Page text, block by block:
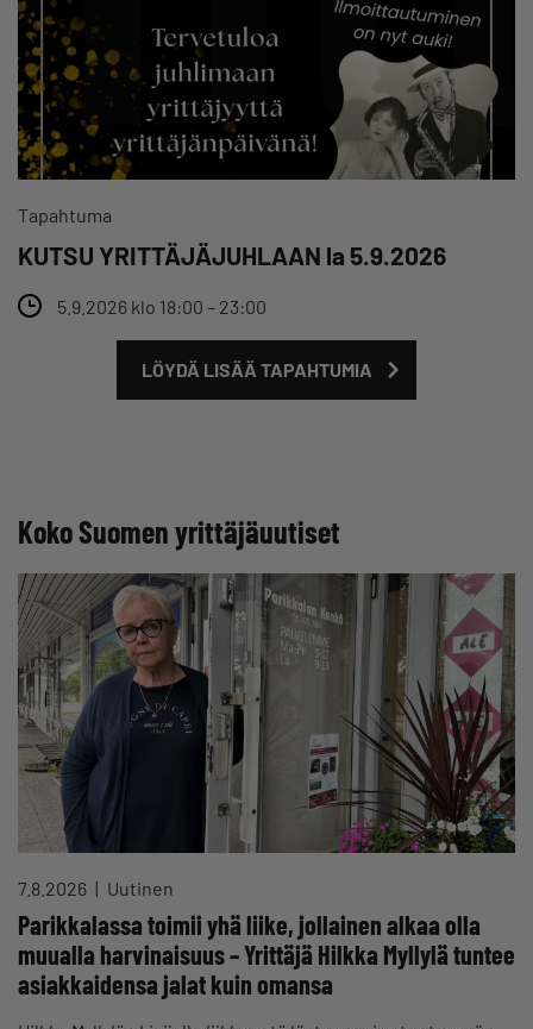
Tapahtuma
KUTSU YRITTÄJÄJUHLAAN la 5.9.2026
5.9.2026 klo 18:00 – 23:00
LÖYDÄ LISÄÄ TAPAHTUMIA
Koko Suomen yrittäjäuutiset
7.8.2026 Uutinen
Parikkalassa toimii yhä liike, jollainen alkaa olla
muualla harvinaisuus – Yrittäjä Hilkka Myllylä tuntee
asiakkaidensa jalat kuin omansa